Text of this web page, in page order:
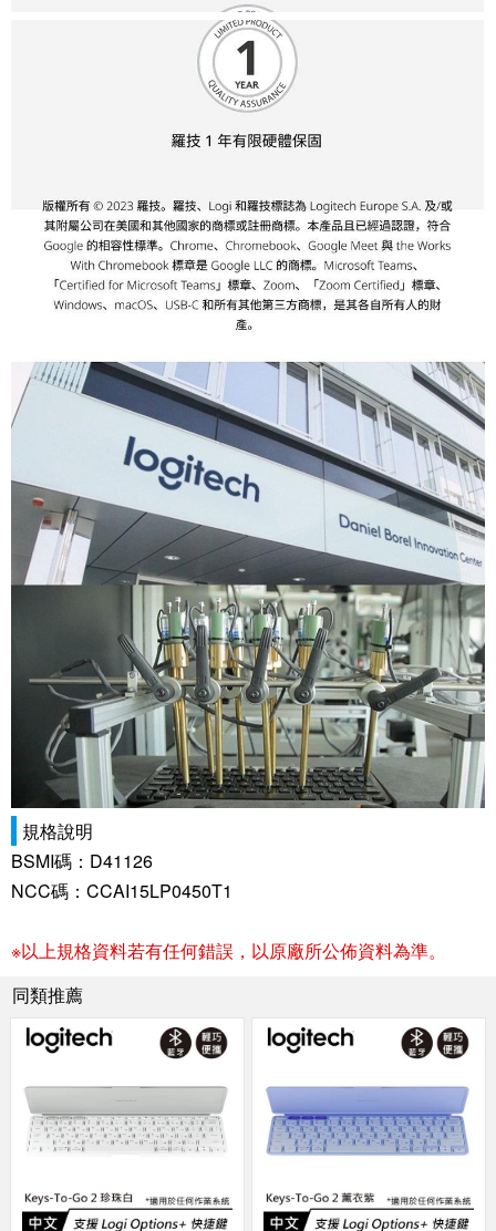
規格說明
BSMI碼：D41126
NCC碼：CCAI15LP0450T1
※以上規格資料若有任何錯誤，以原廠所公佈資料為準。
同類推薦